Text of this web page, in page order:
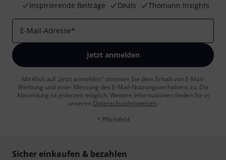
Inspirierende Beiträge
Deals Thomann Insights
E-Mail-Adresse*
Jetzt anmelden
Mit Klick auf „Jetzt anmelden“ stimmen Sie dem Erhalt von E-Mail-
Werbung und einer Messung des E-Mail-Nutzungsverhaltens zu. Die
Abmeldung ist jederzeit möglich. Weitere Informationen finden Sie in
unseren Datenschutzhinweisen.
* Pflichtfeld
Sicher einkaufen & bezahlen